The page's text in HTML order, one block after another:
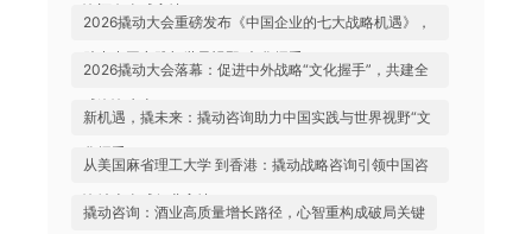
询迈向全球高地
2026撬动大会重磅发布《中国企业的七大战略机遇》，
助力中国实践与世界视野“文化握手”
2026撬动大会落幕：促进中外战略“文化握手”，共建全
球咨询生态
新机遇，撬未来：撬动咨询助力中国实践与世界视野“文
化握手”
从美国麻省理工大学 到香港：撬动战略咨询引领中国咨
询站上全球行业高地
撬动咨询：酒业高质量增长路径，心智重构成破局关键